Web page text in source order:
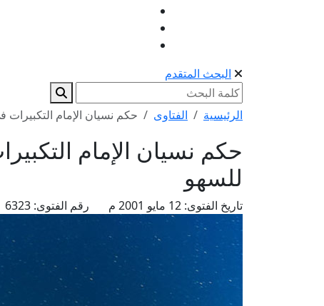
البحث المتقدم
الرئيسية الفتاوى حكم نسيان الإمام
حكم نسيان الإمام
للسهو
تاريخ الفتوى: رقم الفتوى: 6323